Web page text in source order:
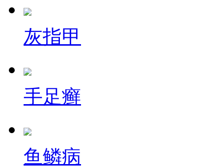
灰指甲
手足癣
鱼鳞病